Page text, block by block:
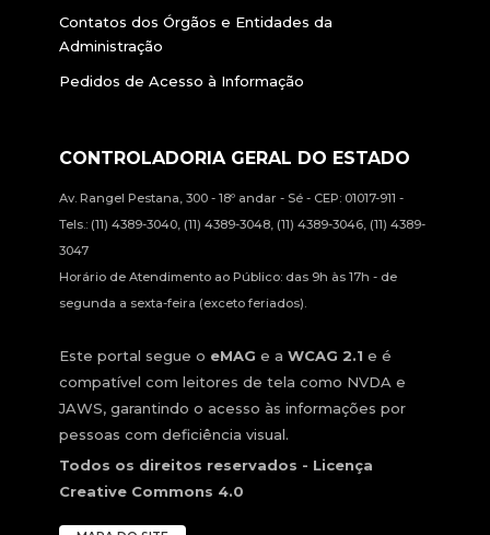
Contatos dos Órgãos e Entidades da
Administração
Pedidos de Acesso à Informação
CONTROLADORIA GERAL DO ESTADO
Av. Rangel Pestana, 300 - 18º andar - Sé - CEP: 01017-911 -
Tels.: (11) 4389-3040, (11) 4389-3048, (11) 4389-3046, (11) 4389-
3047
Horário de Atendimento ao Público: das 9h às 17h - de
segunda a sexta-feira (exceto feriados).
Este portal segue o eMAG e a WCAG 2.1 e é
compatível com leitores de tela como NVDA e
JAWS, garantindo o acesso às informações por
pessoas com deficiência visual.
Todos os direitos reservados - Licença
Creative Commons 4.0